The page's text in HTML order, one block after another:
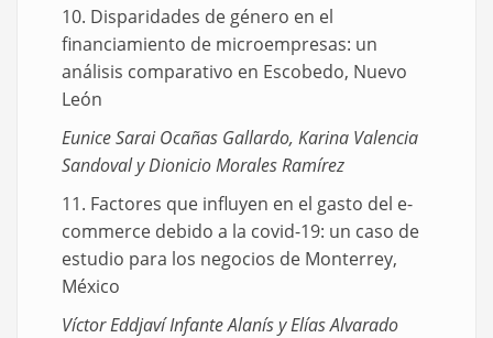
10. Disparidades de género en el
financiamiento de microempresas: un
análisis comparativo en Escobedo, Nuevo
León
Eunice Sarai Ocañas Gallardo, Karina Valencia
Sandoval y Dionicio Morales Ramírez
11. Factores que influyen en el gasto del e-
commerce debido a la covid-19: un caso de
estudio para los negocios de Monterrey,
México
Víctor Eddjaví Infante Alanís y Elías Alvarado